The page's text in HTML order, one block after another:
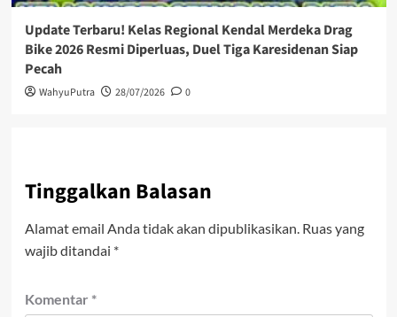
Update Terbaru! Kelas Regional Kendal Merdeka Drag
Bike 2026 Resmi Diperluas, Duel Tiga Karesidenan Siap
Pecah
WahyuPutra 28/07/2026 0
Tinggalkan Balasan
Alamat email Anda tidak akan dipublikasikan. Ruas yang
wajib ditandai *
Komentar *